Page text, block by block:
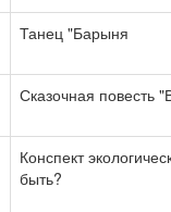
Танец "Барыня
Сказочная повесть
Конспект
быть?